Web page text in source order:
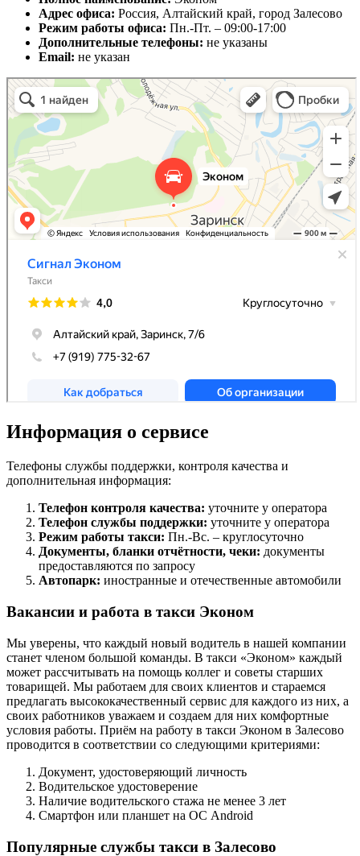
Адрес офиса: Россия, Алтайский край, город Залесово
Режим работы офиса: Пн.-Пт. – 09:00-17:00
Дополнительные телефоны: не указаны
Email: не указан
Информация о сервисе
Телефоны службы поддержки, контроля качества и
дополнительная информация:
Телефон контроля качества: уточните у оператора
Телефон службы поддержки: уточните у оператора
Режим работы такси: Пн.-Вс. – круглосуточно
Документы, бланки отчётности, чеки: документы
предоставляются по запросу
Автопарк: иностранные и отечественные автомобили
Вакансии и работа в такси Эконом
Мы уверены, что каждый новый водитель в нашей компании
станет членом большой команды. В такси «Эконом» каждый
может рассчитывать на помощь коллег и советы старших
товарищей. Мы работаем для своих клиентов и стараемся
предлагать высококачественный сервис для каждого из них, а
своих работников уважаем и создаем для них комфортные
условия работы. Приём на работу в такси Эконом в Залесово
проводится в соответствии со следующими критериями:
Документ, удостоверяющий личность
Водительское удостоверение
Наличие водительского стажа не менее 3 лет
Смартфон или планшет на ОС Android
Популярные службы такси в Залесово